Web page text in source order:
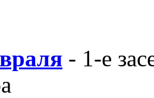
- 1-е